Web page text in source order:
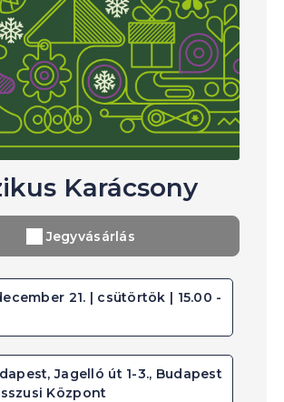
Karácsony
Jegyvásárlás
21. | csütörtök | 15.00 -
Jagelló út 1-3., Budapest
Központ